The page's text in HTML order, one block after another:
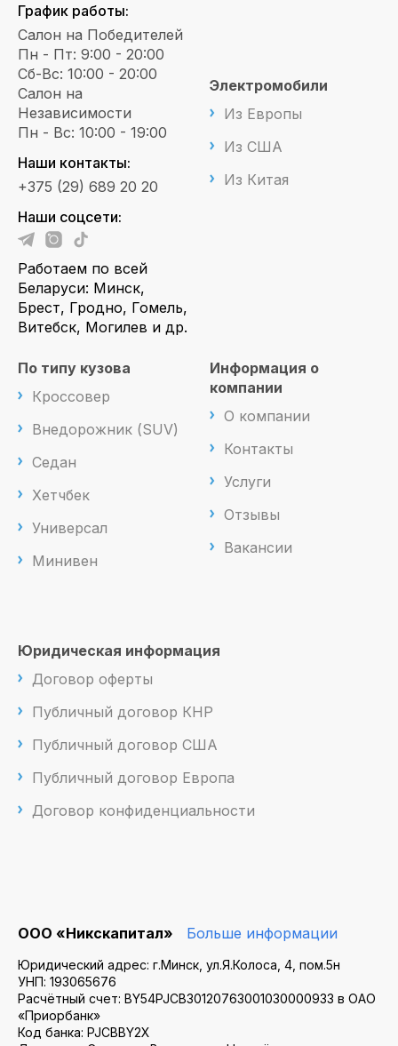
График работы:
Салон на Победителей
Пн - Пт: 9:00 - 20:00
Сб-Вс: 10:00 - 20:00
Салон на
Независимости
Пн - Вс: 10:00 - 19:00
Наши контакты:
+375 (29) 689 20 20
Наши соцсети:
Работаем по всей
Беларуси: Минск,
Брест, Гродно, Гомель,
Витебск, Могилев и др.
Электромобили
Из Европы
Из США
Из Китая
По типу кузова
Кроссовер
Внедорожник (SUV)
Седан
Хетчбек
Универсал
Минивен
Информация о
компании
О компании
Контакты
Услуги
Отзывы
Вакансии
Юридическая информация
Договор оферты
Публичный договор КНР
Публичный договор США
Публичный договор Европа
Договор конфиденциальности
ООО «Никскапитал» Больше информации
Юридический адрес: г.Минск, ул.Я.Колоса, 4, пом.5н
УНП: 193065676
Расчётный счет: BY54PJCB30120763001030000933 в ОАО
«Приорбанк»
Код банка: PJCBBY2X